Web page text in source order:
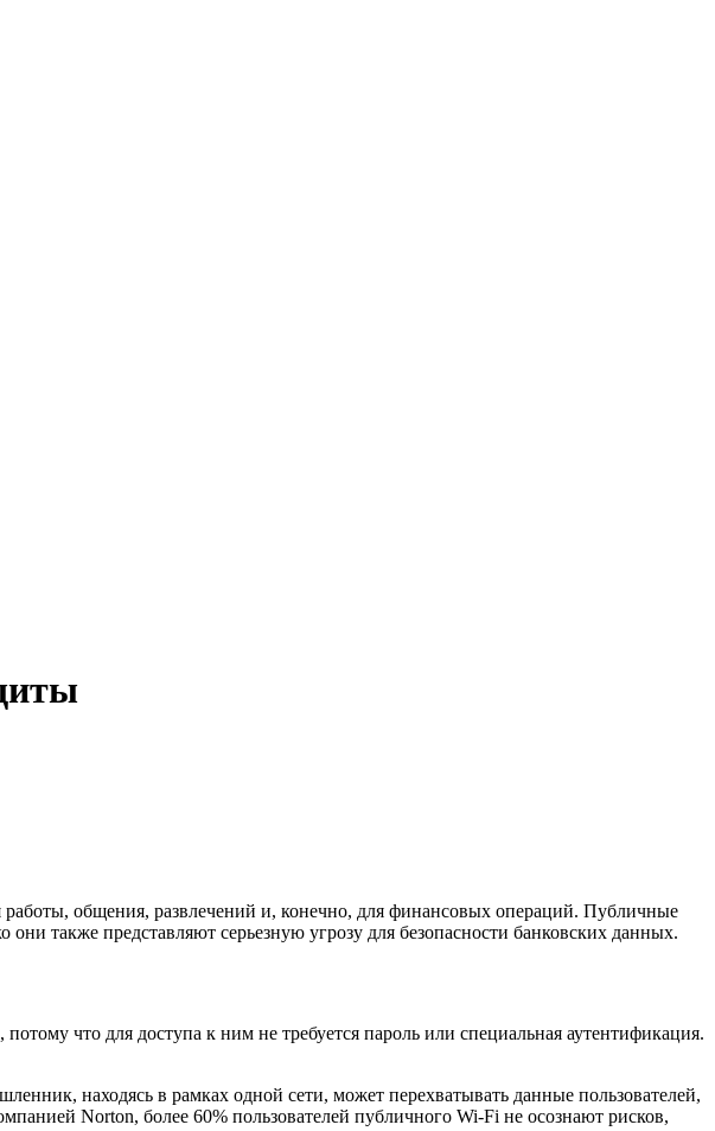
общения, развлечений и, конечно, для финансовых операций. Публичные
также представляют серьезную угрозу для безопасности банковских данных.
что для доступа к ним не требуется пароль или специальная аутентификация.
находясь в рамках одной сети, может перехватывать данные пользователей,
Norton, более 60% пользователей публичного Wi-Fi не осознают рисков,